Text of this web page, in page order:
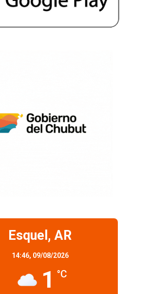
Esquel, AR
14:46, 09/08/2026
1 °C